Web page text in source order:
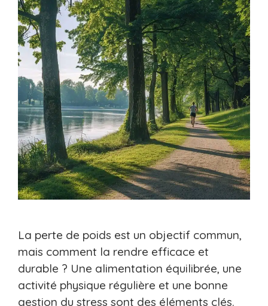
La perte de poids est un objectif commun,
mais comment la rendre efficace et
durable ? Une alimentation équilibrée, une
activité physique régulière et une bonne
gestion du stress sont des éléments clés.